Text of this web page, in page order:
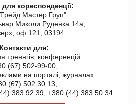
кореспонденції:
Мастер Груп"
Миколи Руденка 14а,
оф 121, 03194
Контакти для:
треннгів, конференцій:
(67) 502-99-00,
на порталі, журналах:
(67) 502 30 13,
383 92 39, +380 (44) 383 50 34.